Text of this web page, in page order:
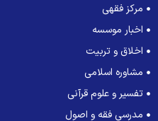
مرکز فقهی
اخبار موسسه
اخلاق و تربیت
مشاوره اسلامی
تفسیر و علوم قرآنی
مدرسی فقه و اصول